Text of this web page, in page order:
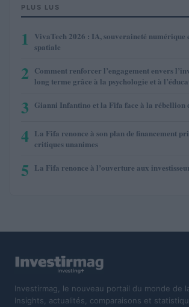
PLUS LUS
1
VivaTech 2026 : IA, souveraineté
spatiale
2 Comment renforcer l’engagement envers
long terme grâce à la psychologie et à
3 Gianni Infantino et la Fifa face à la rébellion
4 La Fifa renonce à son plan de financement
critiques unanimes
5 La Fifa renonce à l’ouverture aux
Investirmag, le nouveau portail du monde de
Insights, actualités, comparaisons et